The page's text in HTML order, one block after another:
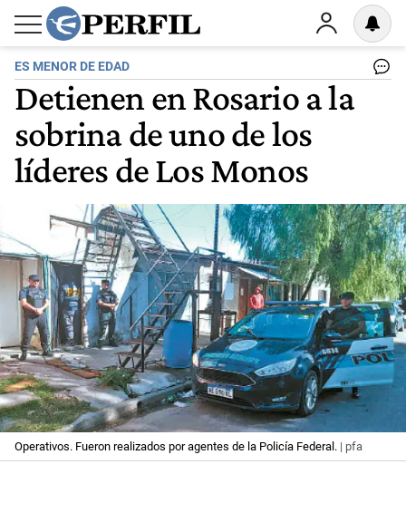
ES MENOR DE EDAD
Detienen en Rosario a la
sobrina de uno de los
líderes de Los Monos
Operativos. Fueron realizados por agentes de la Policía Federal. | pfa